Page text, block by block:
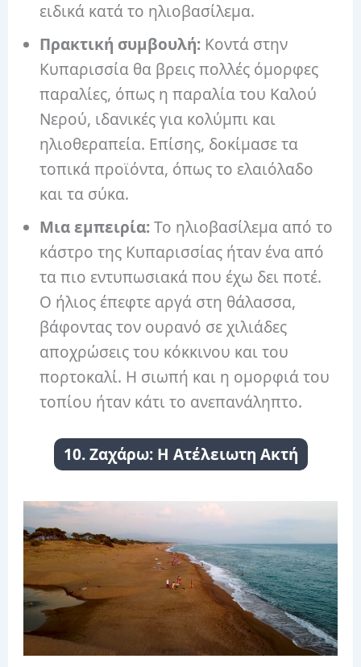
ειδικά κατά το ηλιοβασίλεμα.
Πρακτική συμβουλή: Κοντά στην
Κυπαρισσία θα βρεις πολλές όμορφες
παραλίες, όπως η παραλία του Καλού
Νερού, ιδανικές για κολύμπι και
ηλιοθεραπεία. Επίσης, δοκίμασε τα
τοπικά προϊόντα, όπως το ελαιόλαδο
και τα σύκα.
Μια εμπειρία:Το ηλιοβασίλεμα από το
κάστρο της Κυπαρισσίας ήταν ένα από
τα πιο εντυπωσιακά που έχω δει ποτέ.
Ο ήλιος έπεφτε αργά στη θάλασσα,
βάφοντας τον ουρανό σε χιλιάδες
αποχρώσεις του κόκκινου και του
πορτοκαλί. Η σιωπή και η ομορφιά του
τοπίου ήταν κάτι το ανεπανάληπτο.
10. Ζαχάρω: Η Ατέλειωτη Ακτή